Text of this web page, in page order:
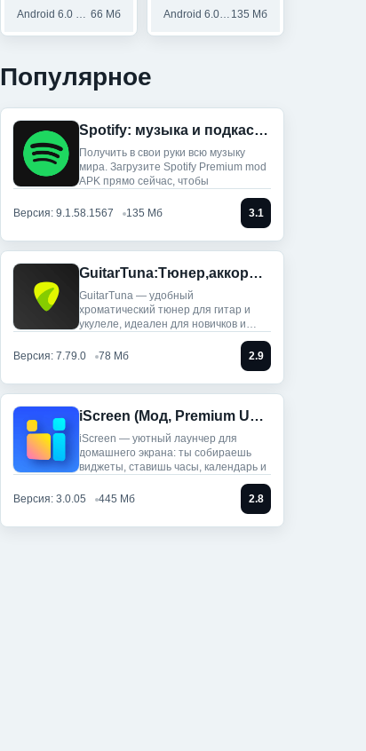
Android 6.0 и выше 66 Мб Android 6.0 и выше 135 Мб
Популярное
Spotify: музыка и подкасты (Мод, Всё разблокировано)
Получить в свои руки всю музыку
мира. Загрузите Spotify Premium mod
APK прямо сейчас, чтобы
Версия: 9.1.58.1567 135 Мб 3.1
GuitarTuna:Тюнер,аккорды,песни (Мод, Premium Unlocked)
GuitarTuna — удобный
хроматический тюнер для гитар и
укулеле, идеален для новичков и
Версия: 7.79.0
78 Мб 2.9
iScreen (Мод, Premium Unlocked)
iScreen — уютный лаунчер для
домашнего экрана: ты собираешь
виджеты, ставишь часы, календарь и
Версия: 3.0.05 445 Мб 2.8